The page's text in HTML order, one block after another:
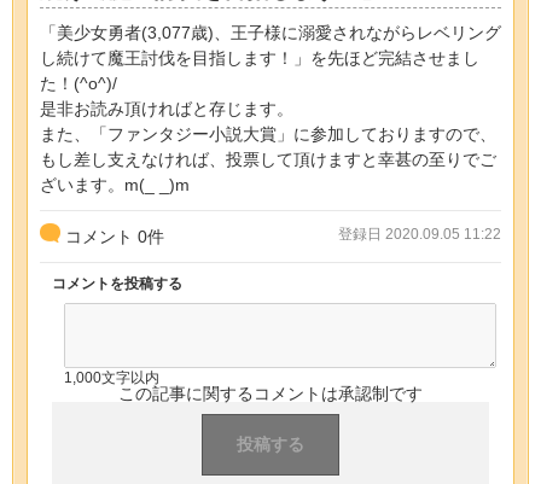
「美少女勇者(3,077歳)、王子様に溺愛されながらレベリング
し続けて魔王討伐を目指します！」を先ほど完結させまし
た！(^o^)/
是非お読み頂ければと存じます。
また、「ファンタジー小説大賞」に参加しておりますので、
もし差し支えなければ、投票して頂けますと幸甚の至りでご
ざいます。m(_ _)m
コメント 0件 登録日 2020.09.05 11:22
コメントを投稿する
1,000文字以内
この記事に関するコメントは承認制です